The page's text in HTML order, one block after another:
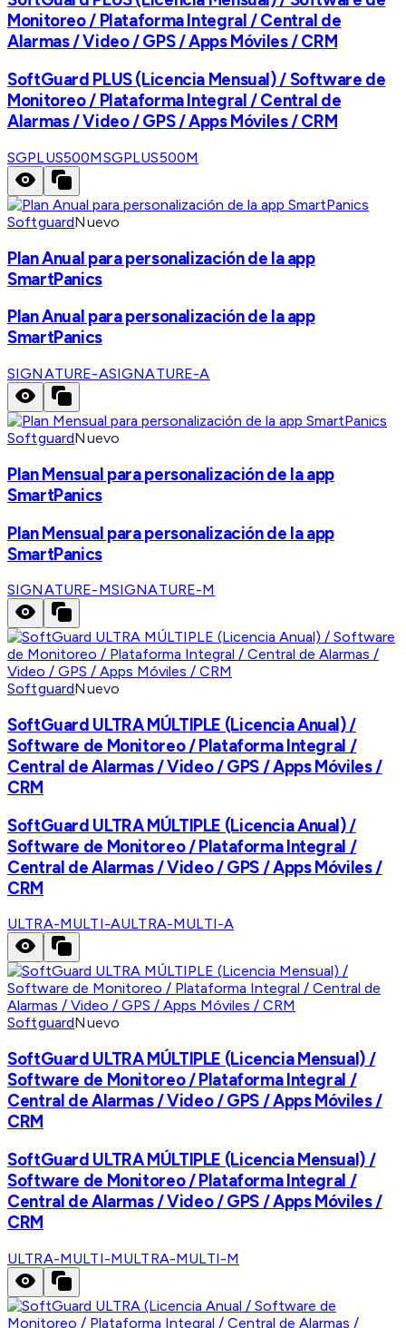
Monitoreo / Plataforma Integral / Central de
Alarmas / Video / GPS / Apps Móviles / CRM
SoftGuard PLUS (Licencia Mensual) / Software de
Monitoreo / Plataforma Integral / Central de
Alarmas / Video / GPS / Apps Móviles / CRM
SGPLUS500MSGPLUS500M
SoftguardNuevo
Plan Anual para personalización de la app
SmartPanics
Plan Anual para personalización de la app
SmartPanics
SIGNATURE-ASIGNATURE-A
SoftguardNuevo
Plan Mensual para personalización de la app
SmartPanics
Plan Mensual para personalización de la app
SmartPanics
SIGNATURE-MSIGNATURE-M
SoftguardNuevo
SoftGuard ULTRA MÚLTIPLE (Licencia Anual) /
Software de Monitoreo / Plataforma Integral /
Central de Alarmas / Video / GPS / Apps Móviles /
CRM
SoftGuard ULTRA MÚLTIPLE (Licencia Anual) /
Software de Monitoreo / Plataforma Integral /
Central de Alarmas / Video / GPS / Apps Móviles /
CRM
ULTRA-MULTI-AULTRA-MULTI-A
SoftguardNuevo
SoftGuard ULTRA MÚLTIPLE (Licencia Mensual) /
Software de Monitoreo / Plataforma Integral /
Central de Alarmas / Video / GPS / Apps Móviles /
CRM
SoftGuard ULTRA MÚLTIPLE (Licencia Mensual) /
Software de Monitoreo / Plataforma Integral /
Central de Alarmas / Video / GPS / Apps Móviles /
CRM
ULTRA-MULTI-MULTRA-MULTI-M